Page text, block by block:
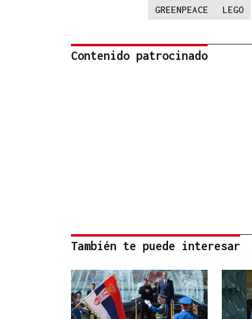
GREENPEACE LEGO
Contenido patrocinado
También te puede interesar